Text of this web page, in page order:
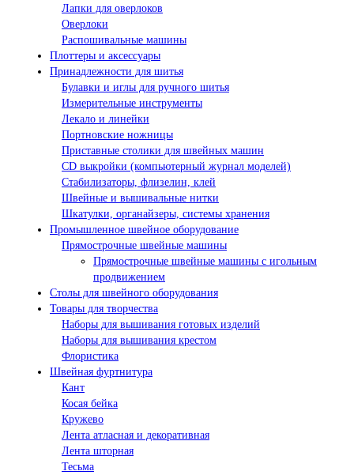
Лапки для оверлоков
Оверлоки
Распошивальные машины
Плоттеры и аксессуары
Принадлежности для шитья
Булавки и иглы для ручного шитья
Измерительные инструменты
Лекало и линейки
Портновские ножницы
Приставные столики для швейных машин
СD выкройки (компьютерный журнал моделей)
Стабилизаторы, флизелин, клей
Швейные и вышивальные нитки
Шкатулки, органайзеры, системы хранения
Промышленное швейное оборудование
Прямострочные швейные машины
Прямострочные швейные машины с игольным
продвижением
Столы для швейного оборудования
Товары для творчества
Наборы для вышивания готовых изделий
Наборы для вышивания крестом
Флористика
Швейная фуртнитура
Кант
Косая бейка
Кружево
Лента aтласная и декоративная
Лента шторная
Тесьма